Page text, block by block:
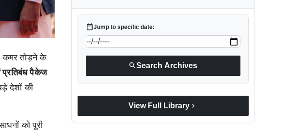
कमर तोड़ने के
प्रतिबंध पैकेज
देशों की
को पूरी
calendar_todayJump to specific date:
searchSearch Archives
View Full Library chevron_right